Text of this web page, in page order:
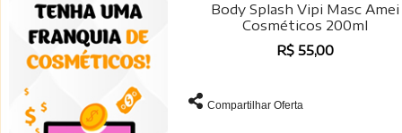
Body Splash Vipi Masc Amei
Cosméticos 200ml
R$ 55,00
Compartilhar Oferta